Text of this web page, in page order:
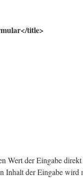
title>
Wert der Eingabe
Inhalt der Eingabe wird